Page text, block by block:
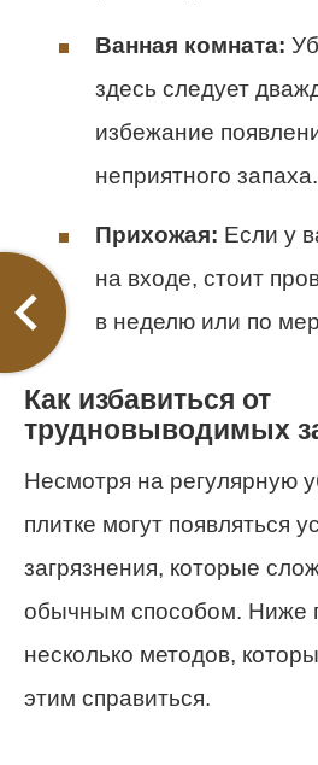
Ванная комната:
здесь следует
избежание
неприятного запаха.
Прихожая: Если у
на входе, стоит
в неделю или по
Как избавиться от
трудновыводимых
Несмотря на регулярную
плитке могут появляться
загрязнения, которые
обычным способом. Ниже
несколько методов,
этим справиться.